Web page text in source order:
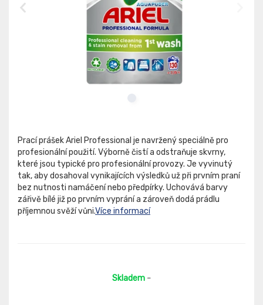
Prací prášek Ariel Professional je navržený speciálně pro
profesionální použití. Výborně čistí a odstraňuje skvrny,
které jsou typické pro profesionální provozy. Je vyvinutý
tak, aby dosahoval vynikajících výsledků už při prvním praní
bez nutnosti namáčení nebo předpírky. Uchovává barvy
zářivě bílé již po prvním vyprání a zároveň dodá prádlu
příjemnou svěží vůni.Více informací
Skladem -